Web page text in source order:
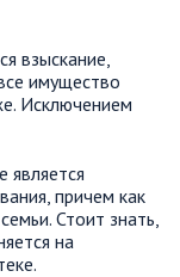
взыскание,
имущество
Исключением
причем как
Стоит знать,
на